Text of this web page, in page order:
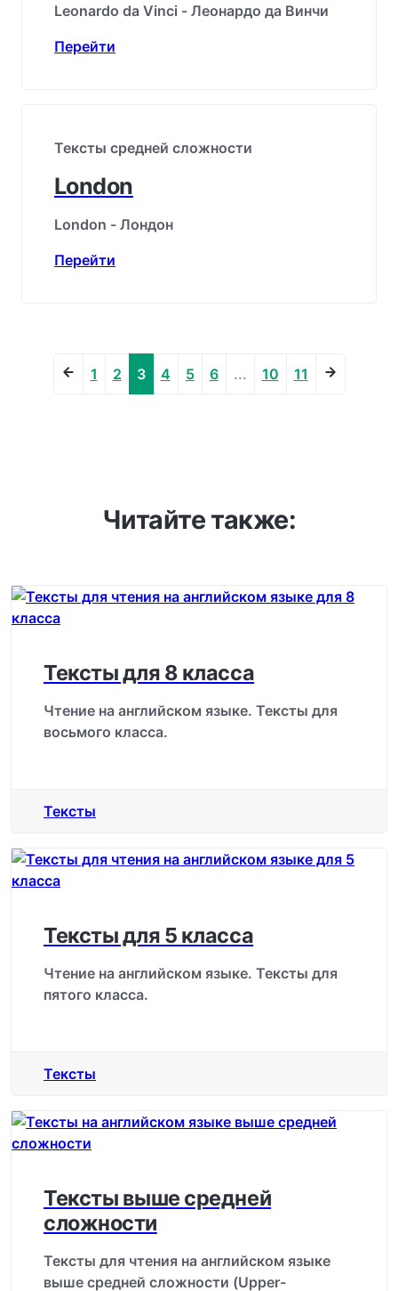
Leonardo da Vinci - Леонардо да Винчи
Перейти
Тексты средней сложности
London
London - Лондон
Перейти
1 2 3 4 5 6 ... 10 11
Читайте также:
Тексты для 8 класса
Чтение на английском языке. Тексты для
восьмого класса.
Тексты
Тексты для 5 класса
Чтение на английском языке. Тексты для
пятого класса.
Тексты
Тексты выше средней
сложности
Тексты для чтения на английском языке
выше средней сложности (Upper-